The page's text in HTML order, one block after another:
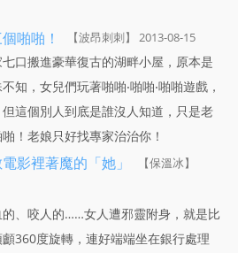
啪啪！ 【波昂刺刺】 2013-08-15
口搬進豪華復古的湖畔小屋，原本是
知，女兒們玩著啪啪‧啪啪‧啪啪遊戲，
這個別人到底是誰沒人知道，只是老
！老娘只好找專家治治你！
影裡著魔的「她」
【保溫冰】
、咬人的……女人遭邪靈附身，就是比
360度旋轉，連好端端坐在銀行處理